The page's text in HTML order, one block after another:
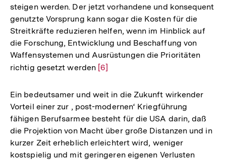
steigen werden. Der jetzt vorhandene und konsequent
genutzte Vorsprung kann sogar die Kosten für die
Streitkräfte reduzieren helfen, wenn im Hinblick auf
die Forschung, Entwicklung und Beschaffung von
Waffensystemen und Ausrüstungen die Prioritäten
richtig gesetzt werden Zur
der
Fußnote
[6]
Ein bedeutsamer und weit in die Zukunft wirkender
Vorteil einer zur , post-modernen‘ Kriegführung
fähigen Berufsarmee besteht für die USA darin, daß
die Projektion von Macht über große Distanzen und in
kurzer Zeit erheblich erleichtert wird, weniger
kostspielig und mit geringeren eigenen Verlusten